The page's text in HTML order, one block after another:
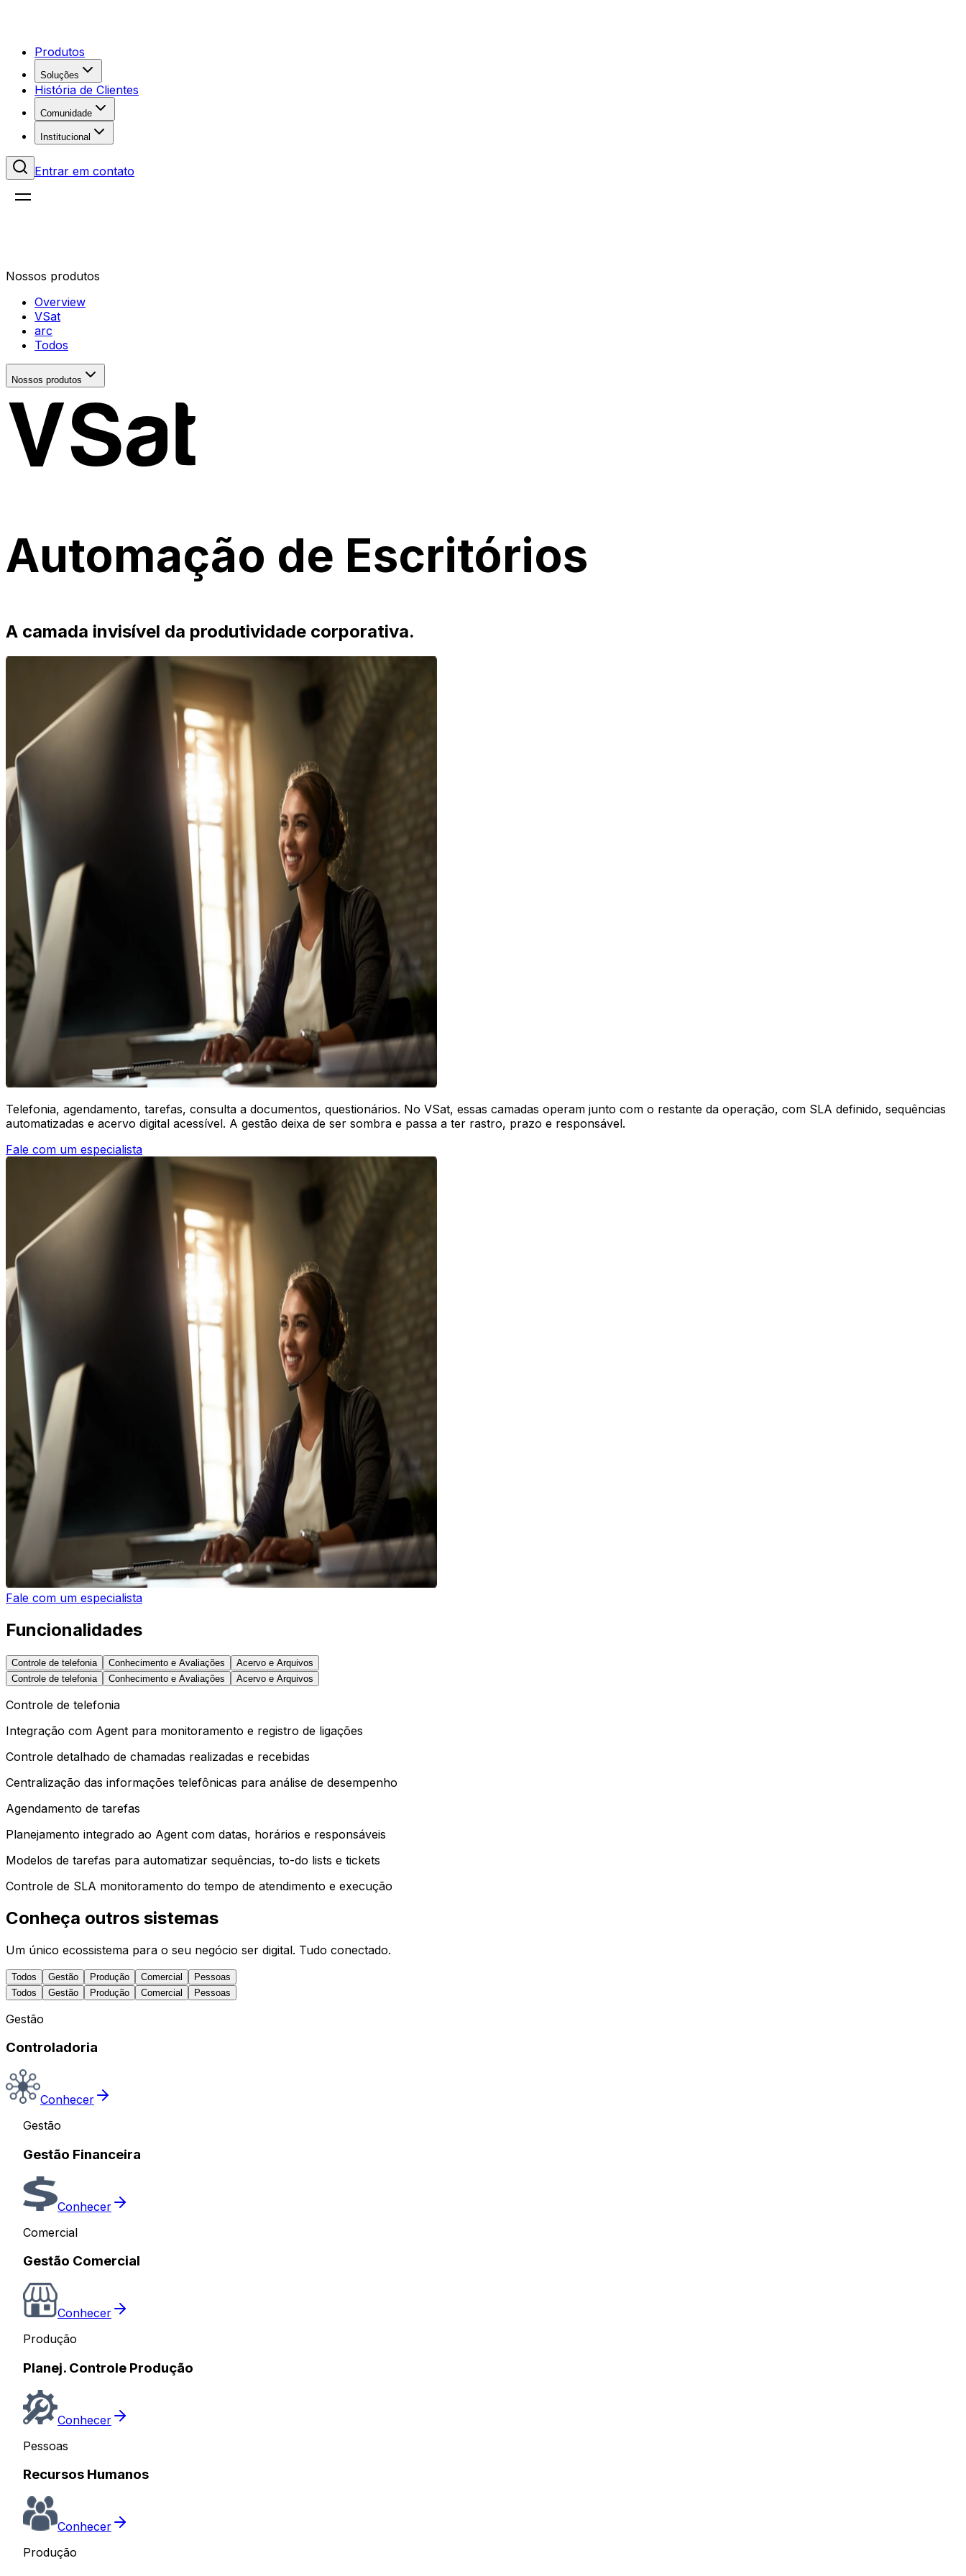
Produtos
Soluções
História de Clientes
Comunidade
Institucional
Entrar em contato
Nossos produtos
Overview
VSat
arc
Todos
Nossos produtos
VSat
Automação de Escritórios
A camada invisível da produtividade corporativa.
Telefonia, agendamento, tarefas, consulta a documentos, questionários. No VSat, essas camadas operam junto com o restante da operação, com SLA definido, sequências
automatizadas e acervo digital acessível. A gestão deixa de ser sombra e passa a ter rastro, prazo e responsável.
Fale com um especialista
Fale com um especialista
Funcionalidades
Controle de telefonia Conhecimento e Avaliações
Acervo e Arquivos
Controle de telefonia
Conhecimento e Avaliações Acervo e Arquivos
Controle de telefonia
Integração com Agent para monitoramento e registro de ligações
Controle detalhado de chamadas realizadas e recebidas
Centralização das informações telefônicas para análise de desempenho
Agendamento de tarefas
Planejamento integrado ao Agent com datas, horários e responsáveis
Modelos de tarefas para automatizar sequências, to-do lists e tickets
Controle de SLA monitoramento do tempo de atendimento e execução
Conheça outros sistemas
Um único ecossistema para o seu negócio ser digital. Tudo conectado.
Todos Gestão Produção Comercial
Pessoas
Todos
Gestão Produção Comercial Pessoas
Gestão
Controladoria
Conhecer
Gestão
Gestão Financeira
Conhecer
Comercial
Gestão Comercial
Conhecer
Produção
Planej. Controle Produção
Conhecer
Pessoas
Recursos Humanos
Conhecer
Produção